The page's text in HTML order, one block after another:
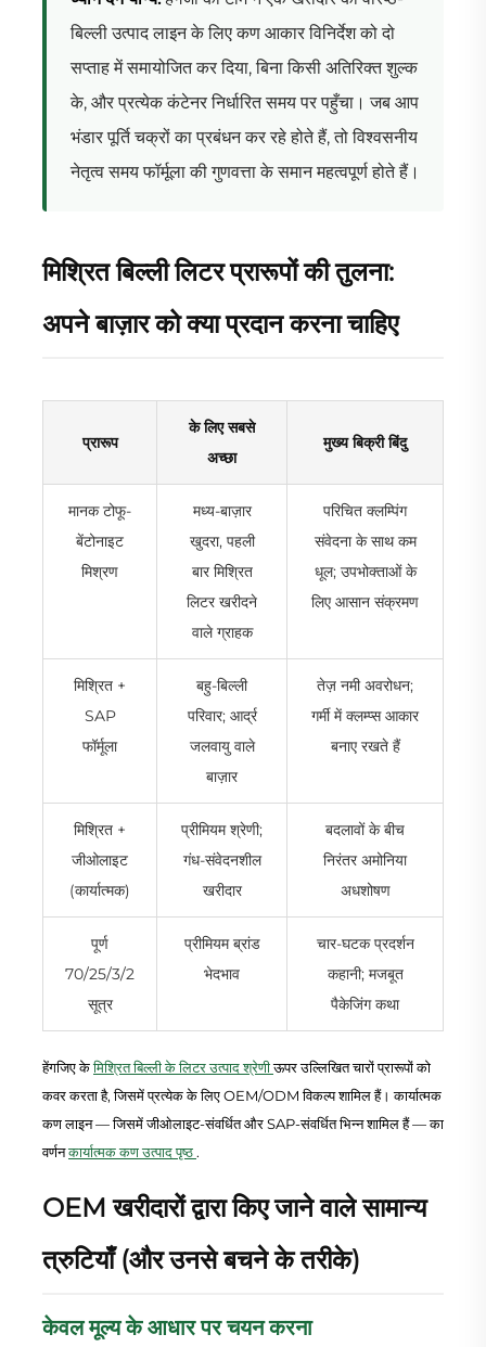
बिल्ली उत्पाद लाइन के लिए कण आकार विनिर्देश को दो
सप्ताह में समायोजित कर दिया, बिना किसी अतिरिक्त शुल्क
के, और प्रत्येक कंटेनर निर्धारित समय पर पहुँचा। जब आप
भंडार पूर्ति चक्रों का प्रबंधन कर रहे होते हैं, तो विश्वसनीय
नेतृत्व समय फॉर्मूला की गुणवत्ता के समान महत्वपूर्ण होते हैं।
मिश्रित बिल्ली लिटर प्रारूपों की तुलना:
अपने बाज़ार को क्या प्रदान करना चाहिए
प्रारूप
के लिए सबसे
अच्छा
मुख्य बिक्री बिंदु
मानक टोफू-
बेंटोनाइट
मिश्रण
मध्य-बाज़ार
खुदरा, पहली
बार मिश्रित
लिटर खरीदने
वाले ग्राहक
परिचित क्लम्पिंग
संवेदना के साथ कम
धूल; उपभोक्ताओं के
लिए आसान संक्रमण
मिश्रित +
SAP
फॉर्मूला
बहु-बिल्ली
परिवार; आर्द्र
जलवायु वाले
बाज़ार
तेज़ नमी अवरोधन;
गर्मी में क्लम्प्स आकार
बनाए रखते हैं
मिश्रित +
जीओलाइट
(कार्यात्मक)
प्रीमियम श्रेणी;
गंध-संवेदनशील
खरीदार
बदलावों के बीच
निरंतर अमोनिया
अधशोषण
पूर्ण
70/25/3/2
सूत्र
प्रीमियम ब्रांड
भेदभाव
चार-घटक प्रदर्शन
कहानी; मजबूत
पैकेजिंग कथा
हेंगजिए केमिश्रित बिल्ली के लिटर उत्पाद श्रेणीऊपर उल्लिखित चारों प्रारूपों को
कवर करता है, जिसमें प्रत्येक के लिए OEM/ODM विकल्प शामिल हैं। कार्यात्मक
कण लाइन — जिसमें जीओलाइट-संवर्धित और SAP-संवर्धित भिन्न शामिल हैं — का
वर्णनकार्यात्मक कण उत्पाद पृष्ठ .
OEM खरीदारों द्वारा किए जाने वाले सामान्य
त्रुटियाँ (और उनसे बचने के तरीके)
केवल मूल्य के आधार पर चयन करना